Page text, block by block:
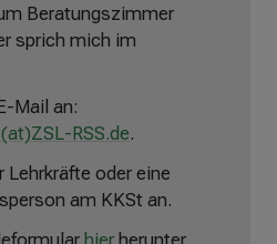
Beratungszimmer
sprich mich im
Mail an:
RSS.de.
Lehrkräfte oder eine
am KKSt an.